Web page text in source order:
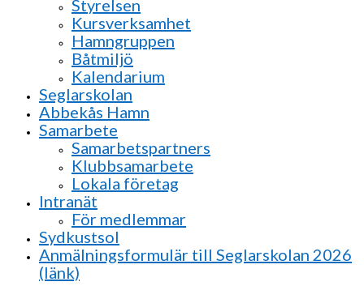
Styrelsen
Kursverksamhet
Hamngruppen
Båtmiljö
Kalendarium
Seglarskolan
Abbekås Hamn
Samarbete
Samarbetspartners
Klubbsamarbete
Lokala företag
Intranät
För medlemmar
Sydkustsol
Anmälningsformulär till Seglarskolan 2026
(länk)